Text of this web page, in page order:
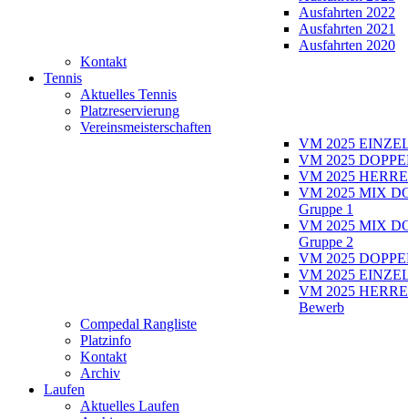
Ausfahrten 2022
Ausfahrten 2021
Ausfahrten 2020
Kontakt
Tennis
Aktuelles Tennis
Platzreservierung
Vereinsmeisterschaften
VM 2025
VM 2025
VM 2025
VM 2025 MIX
Gruppe 1
VM 2025 MIX
Gruppe 2
VM 2025
VM 2025
VM 2025
Bewerb
Compedal Rangliste
Platzinfo
Kontakt
Archiv
Laufen
Aktuelles Laufen